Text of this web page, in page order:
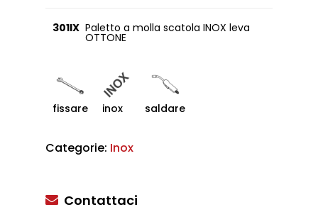
301IX Paletto a molla scatola INOX leva
OTTONE
fissare inox saldare
Categorie: Inox
Contattaci